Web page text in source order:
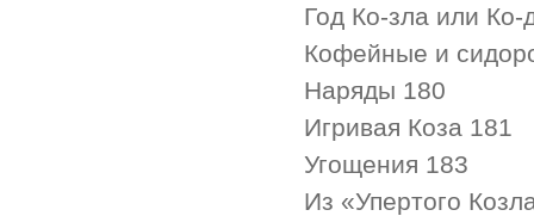
Год Ко-зла или Ко-
Кофейные и
Наряды 180
Игривая Коза 181
Угощения 183
Из «Упертого